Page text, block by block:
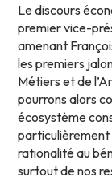
Le discours
premier vice-
amenant
les premiers
Métiers et de
pourrons alors
écosystème
rationalité au
surtout de nos